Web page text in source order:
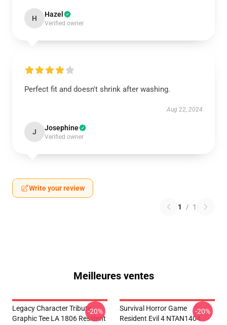
H Hazel
Verified owner
Perfect fit and doesn't shrink after washing.
Aug 22, 2024
J Josephine
Verified owner
Write your review
1 / 1
Meilleures ventes
Legacy Character Tribute
Graphic Tee LA 1806 Resident
-20%
Survival Horror Game
Resident Evil 4 NTAN1404
-20%